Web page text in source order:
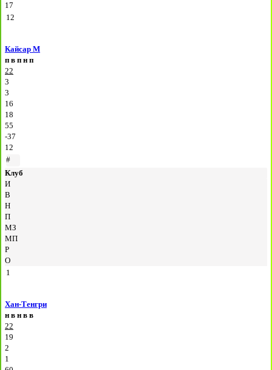
17
12
Кайсар М
п в п н п
22
3
3
16
18
55
-37
12
#
Клуб
И
В
Н
П
МЗ
МП
Р
О
1
Хан-Тенгри
н в н в в
22
19
2
1